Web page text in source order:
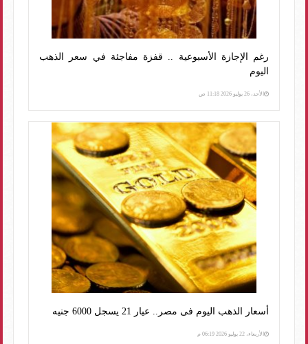
رغم الإجازة الأسبوعية .. قفزة مفاجئة في سعر الذهب
اليوم
الأحد، 26 يوليو 2026 11:18 ص
أسعار الذهب اليوم فى مصر.. عيار 21 يسجل 6000 جنيه
الأربعاء، 22 يوليو 2026 06:19 م